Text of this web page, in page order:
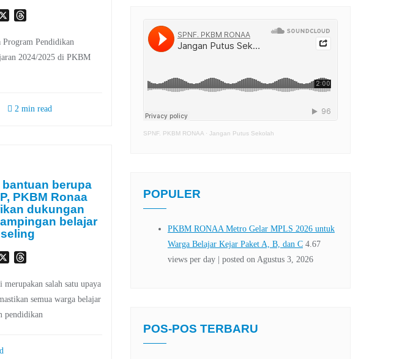
X
Program Pendidikan
2024/2025 di PKBM
2 min read
berupa
PKBM Ronaa
dukungan
belajar
X
salah satu upaya
semua warga belajar
pendidikan
SPNF. PKBM RONAA · Jangan Putus Sekolah
POPULER
POS-POS TERBARU